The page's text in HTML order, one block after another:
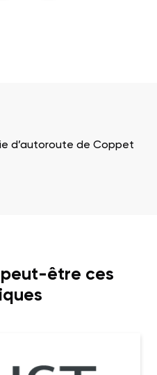
d’autoroute de Coppet
être ces